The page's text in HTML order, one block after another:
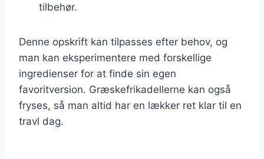
tilbehør.
Denne opskrift kan tilpasses efter behov, og
man kan eksperimentere med forskellige
ingredienser for at finde sin egen
favoritversion. Græskefrikadellerne kan også
fryses, så man altid har en lækker ret klar til en
travl dag.